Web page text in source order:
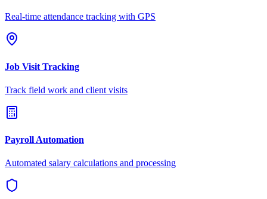
Real-time attendance tracking with GPS
Job Visit Tracking
Track field work and client visits
Payroll Automation
Automated salary calculations and processing